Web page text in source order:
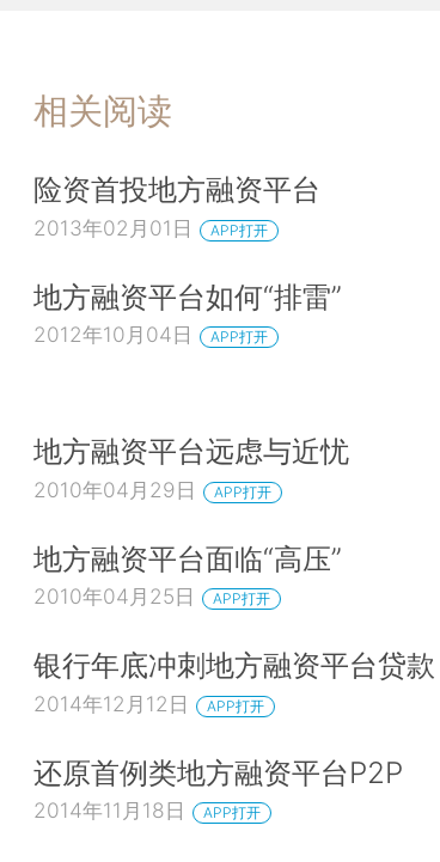
相关阅读
险资首投地方融资平台
2013年02月01日 APP打开
地方融资平台如何“排雷”
2012年10月04日 APP打开
地方融资平台远虑与近忧
2010年04月29日 APP打开
地方融资平台面临“高压”
2010年04月25日 APP打开
银行年底冲刺地方融资平台贷款
2014年12月12日 APP打开
还原首例类地方融资平台P2P
2014年11月18日 APP打开